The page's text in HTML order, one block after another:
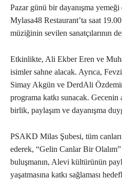
Pazar günü bir dayanışma
Mylasa48 Restaurant’ta saat
müziğinin sevilen sanatçılarının
Etkinlikte, Ali Ekber Eren ve
isimler sahne alacak. Ayrıca,
Simay Akgün ve DerdAli
programa katkı sunacak.
birlik, paylaşım ve dayanışma
PSAKD Milas Şubesi, tüm
ederek, “Gelin Canlar Bir Olalım”
buluşmanın, Alevi kültürünün
yaşatmasına katkı sağlaması